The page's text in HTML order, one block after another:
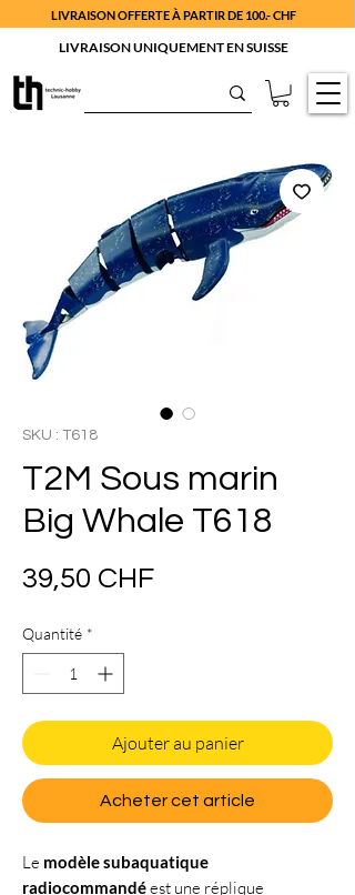
LIVRAISON OFFERTE À PARTIR DE 100.- CHF
LIVRAISON UNIQUEMENT EN SUISSE
SKU : T618
T2M Sous marin
Big Whale T618
39,50 CHFPrix
Quantité *
Ajouter au panier
Acheter cet article
Le modèle subaquatique
radiocommandéest une réplique